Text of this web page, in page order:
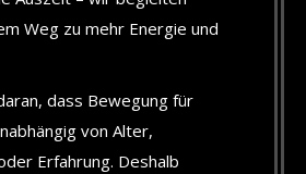
Weg zu mehr Energie und
dass Bewegung für
von Alter,
Erfahrung. Deshalb